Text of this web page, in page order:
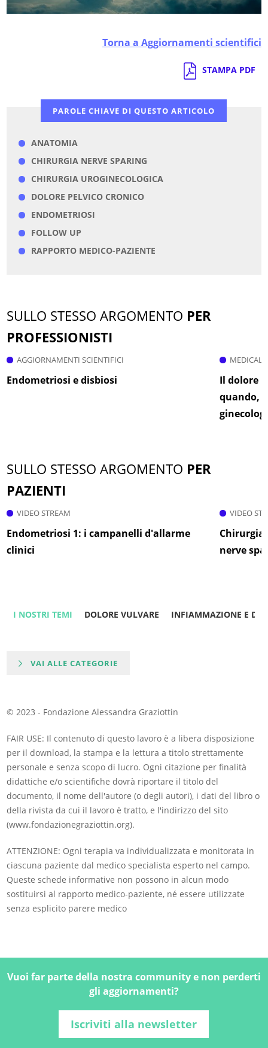
Torna a Aggiornamenti scientifici
STAMPA PDF
PAROLE CHIAVE DI QUESTO ARTICOLO
ANATOMIA
CHIRURGIA NERVE SPARING
CHIRURGIA UROGINECOLOGICA
DOLORE PELVICO CRONICO
ENDOMETRIOSI
FOLLOW UP
RAPPORTO MEDICO-PAZIENTE
SULLO STESSO ARGOMENTO PER
PROFESSIONISTI
AGGIORNAMENTI SCIENTIFICI
Endometriosi e disbiosi
MEDICAL
Il dolore
quando,
SULLO STESSO ARGOMENTO PER
PAZIENTI
VIDEO STREAM
Endometriosi 1: i campanelli d'allarme
clinici
VIDEO
Chirurgia
nerve
I NOSTRI TEMI DOLORE VULVARE INFIAMMAZIONE E
VAI ALLE CATEGORIE
© 2023 - Fondazione Alessandra Graziottin
FAIR USE: Il contenuto di questo lavoro è a libera disposizione
per il download, la stampa e la lettura a titolo strettamente
personale e senza scopo di lucro. Ogni citazione per finalità
didattiche e/o scientifiche dovrà riportare il titolo del
documento, il nome dell'autore (o degli autori), i dati del libro o
della rivista da cui il lavoro è tratto, e l'indirizzo del sito
(www.fondazionegraziottin.org).
ATTENZIONE: Ogni terapia va individualizzata e monitorata in
ciascuna paziente dal medico specialista esperto nel campo.
Queste schede informative non possono in alcun modo
sostituirsi al rapporto medico-paziente, né essere utilizzate
senza esplicito parere medico
Vuoi far parte della nostra community e non perderti
gli aggiornamenti?
Iscriviti alla newsletter